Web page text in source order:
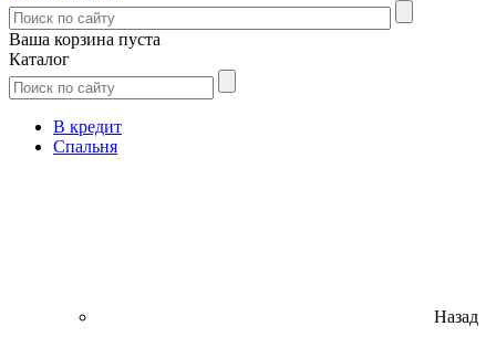
Ваша корзина пуста
Каталог
В кредит
Спальня
Назад